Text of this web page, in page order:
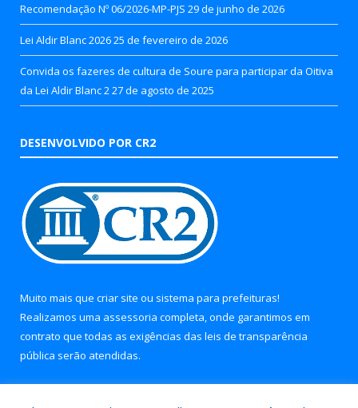
Recomendação Nº 06/2026-MP-PJS 29 de junho de 2026
Lei Aldir Blanc 202625 de fevereiro de 2026
Convida os fazeres de cultura de Soure para participar da Oitiva
da Lei Aldir Blanc 2 27 de agosto de 2025
DESENVOLVIDO POR CR2
Muito mais que criar site ou sistema para prefeituras!
Realizamos uma assessoria completa, onde garantimos em
contrato que todas as exigências das leis de transparência
pública serão atendidas.